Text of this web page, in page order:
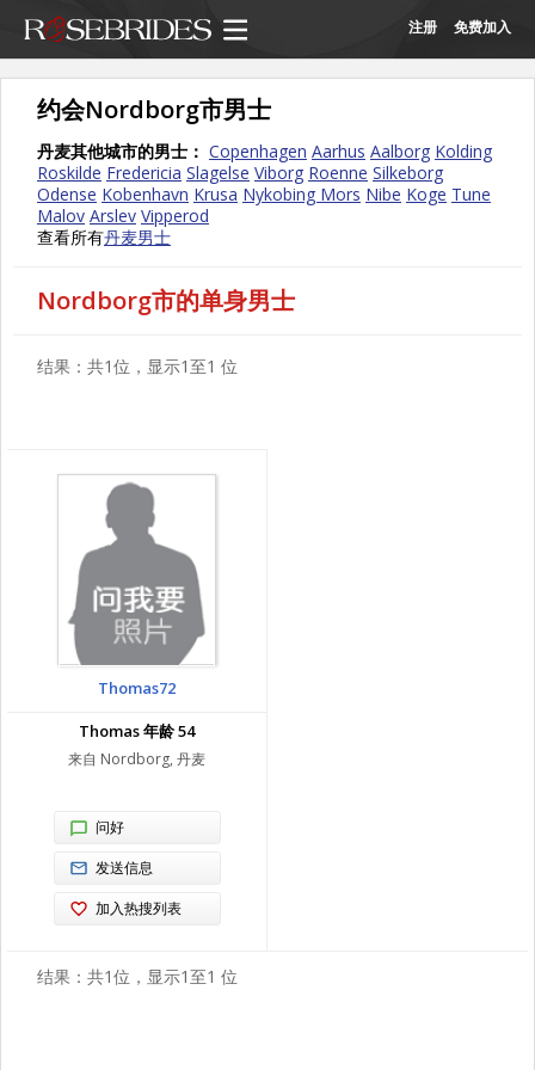
注册 免费加入
约会Nordborg市男士
丹麦其他城市的男士： Copenhagen Aarhus Aalborg Kolding
Roskilde Fredericia Slagelse Viborg Roenne Silkeborg
Odense Kobenhavn Krusa Nykobing Mors Nibe Koge Tune
Malov Arslev Vipperod
查看所有丹麦男士
Nordborg市的单身男士
结果：共1位，显示1至1 位
Thomas72
Thomas 年龄 54
来自 Nordborg, 丹麦
问好
发送信息
加入热搜列表
结果：共1位，显示1至1 位